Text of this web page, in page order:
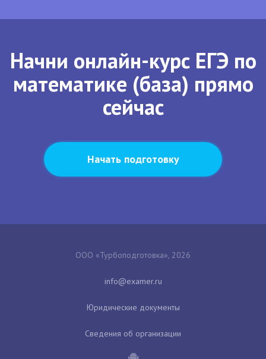
Начни онлайн-курс ЕГЭ по
математике (база) прямо
сейчас
Начать подготовку
ООО «Турбоподготовка», 2026
Юридические документы
Сведения об организации